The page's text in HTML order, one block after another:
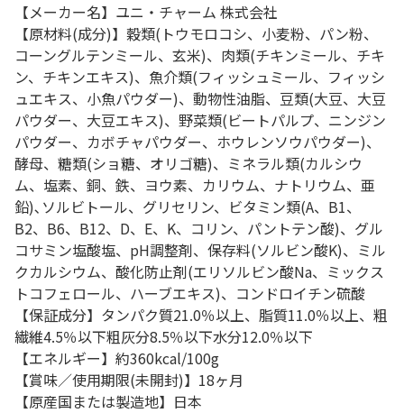
【メーカー名】ユニ・チャーム 株式会社
【原材料(成分)】穀類(トウモロコシ、小麦粉、パン粉、
コーングルテンミール、玄米)、肉類(チキンミール、チキ
ン、チキンエキス)、魚介類(フィッシュミール、フィッシ
ュエキス、小魚パウダー)、動物性油脂、豆類(大豆、大豆
パウダー、大豆エキス)、野菜類(ビートパルプ、ニンジン
パウダー、カボチャパウダー、ホウレンソウパウダー)、
酵母、糖類(ショ糖、オリゴ糖)、ミネラル類(カルシウ
ム、塩素、銅、鉄、ヨウ素、カリウム、ナトリウム、亜
鉛)､ソルビトール、グリセリン、ビタミン類(A、B1、
B2、B6、B12、D、E、K、コリン、パントテン酸)、グル
コサミン塩酸塩、pH調整剤、保存料(ソルビン酸K)、ミル
クカルシウム、酸化防止剤(エリソルビン酸Na、ミックス
トコフェロール、ハーブエキス)、コンドロイチン硫酸
【保証成分】タンパク質21.0％以上、脂質11.0％以上、粗
繊維4.5％以下粗灰分8.5％以下水分12.0％以下
【エネルギー】約360kcal/100g
【賞味／使用期限(未開封)】18ヶ月
【原産国または製造地】日本